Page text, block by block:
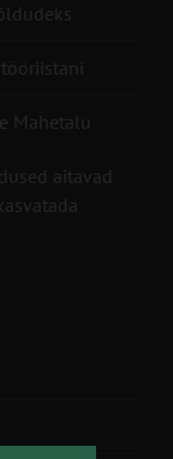
Mahetalu
aitavad